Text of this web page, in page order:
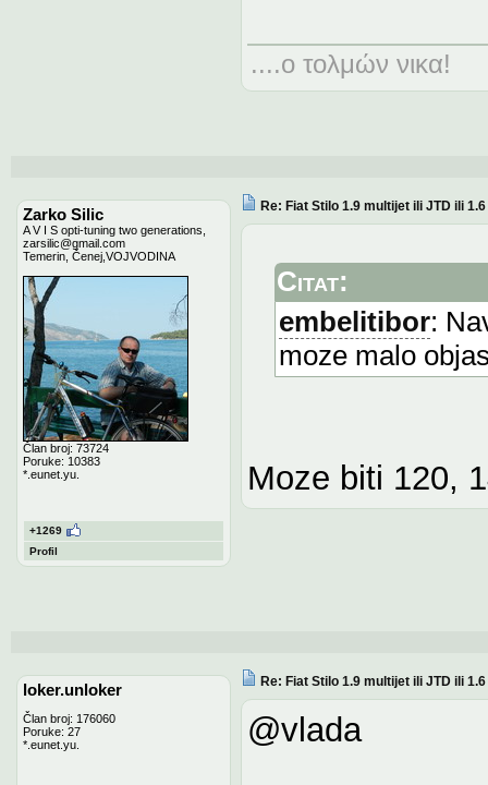
....ο τολμών νικα!
Zarko Silic
A V I S opti-tuning two generations,
zarsilic@gmail.com
Temerin, Čenej,VOJVODINA
Član broj: 73724
Poruke: 10383
*.eunet.yu.
+1269
Profil
Re: Fiat Stilo 1.9 multijet ili JTD ili
Citat:
embelitibor:
moze malo
Moze biti 120,
loker.unloker
Član broj: 176060
Poruke: 27
*.eunet.yu.
Re: Fiat Stilo 1.9 multijet ili JTD ili
@vlada